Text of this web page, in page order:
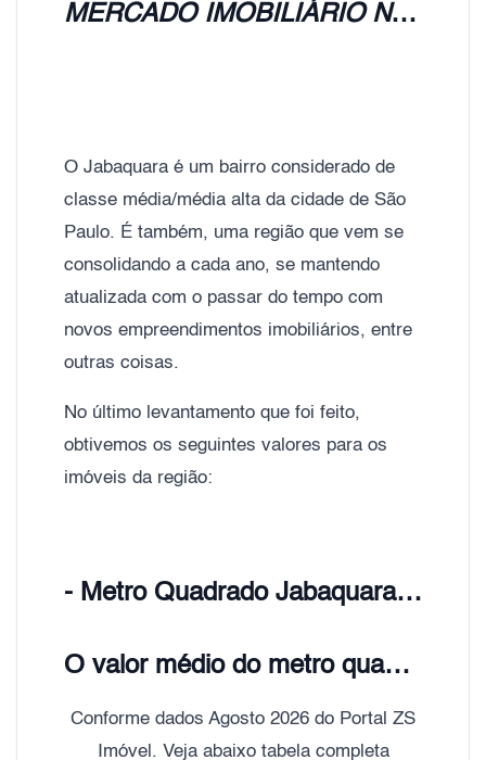
MERCADO IMOBILIÁRIO NO JABAQUARA
O Jabaquara é um bairro considerado de
classe média/média alta da cidade de São
Paulo. É também, uma região que vem se
consolidando a cada ano, se mantendo
atualizada com o passar do tempo com
novos empreendimentos imobiliários, entre
outras coisas.
No último levantamento que foi feito,
obtivemos os seguintes valores para os
imóveis da região:
- Metro Quadrado Jabaquara, Zona Sul de São Paulo;
O valor médio do metro quadrado de Apartamentos Jabaquara é de R$ 9.400,00
Conforme dados Agosto 2026 do Portal ZS
Imóvel. Veja abaixo tabela completa